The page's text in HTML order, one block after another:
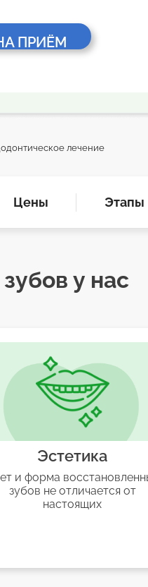
ПРИЁМ
лечение
Цены Этапы
у нас
от